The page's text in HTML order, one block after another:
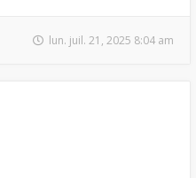
lun. juil. 21, 2025 8:04 am